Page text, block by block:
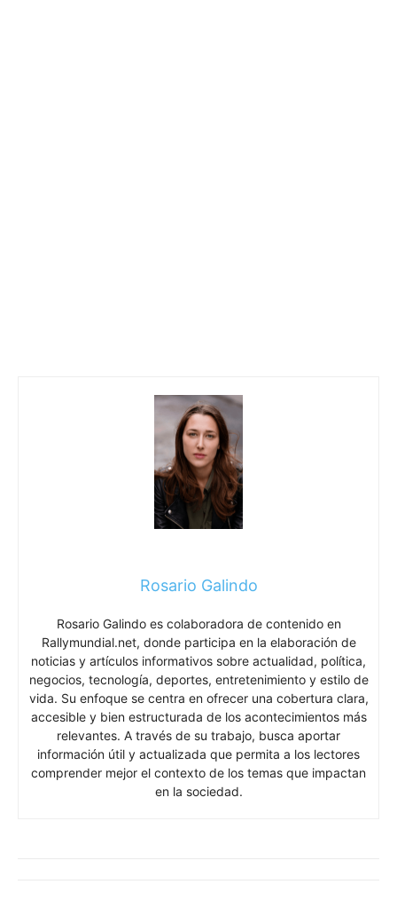
Rosario Galindo
Rosario Galindo es colaboradora de contenido en
Rallymundial.net, donde participa en la elaboración de
noticias y artículos informativos sobre actualidad, política,
negocios, tecnología, deportes, entretenimiento y estilo de
vida. Su enfoque se centra en ofrecer una cobertura clara,
accesible y bien estructurada de los acontecimientos más
relevantes. A través de su trabajo, busca aportar
información útil y actualizada que permita a los lectores
comprender mejor el contexto de los temas que impactan
en la sociedad.